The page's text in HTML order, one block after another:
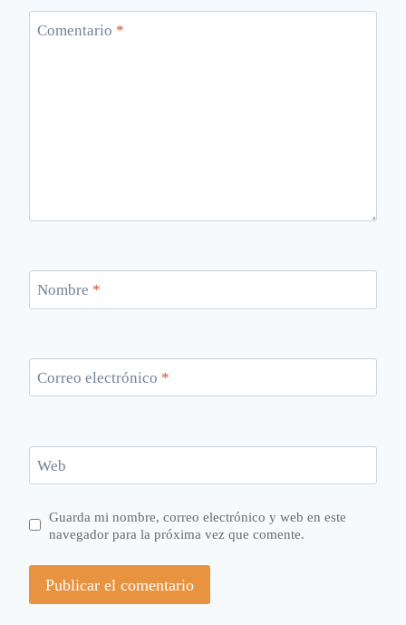
Comentario *
Nombre *
Correo electrónico *
Web
Guarda mi nombre, correo electrónico y web en este
navegador para la próxima vez que comente.